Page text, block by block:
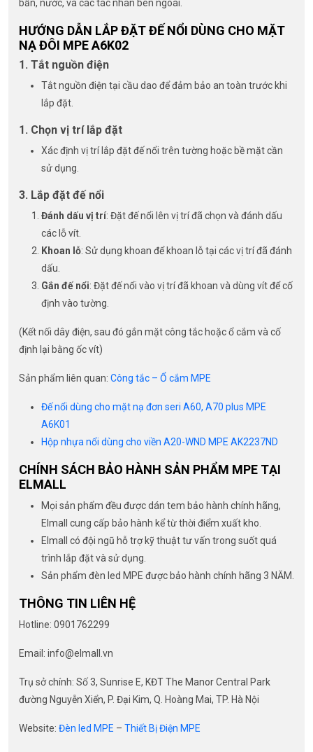
bẩn, nước, và các tác nhân bên ngoài.
HƯỚNG DẪN LẮP ĐẶT ĐẾ NỔI DÙNG CHO MẶT
NẠ ĐÔI MPE A6K02
1. Tắt nguồn điện
Tắt nguồn điện tại cầu dao để đảm bảo an toàn trước khi
lắp đặt.
1. Chọn vị trí lắp đặt
Xác định vị trí lắp đặt đế nổi trên tường hoặc bề mặt cần
sử dụng.
3. Lắp đặt đế nổi
Đánh dấu vị trí: Đặt đế nổi lên vị trí đã chọn và đánh dấu
các lỗ vít.
Khoan lỗ: Sử dụng khoan để khoan lỗ tại các vị trí đã đánh
dấu.
Gắn đế nổi: Đặt đế nổi vào vị trí đã khoan và dùng vít để cố
định vào tường.
(Kết nối dây điện, sau đó gắn mặt công tắc hoặc ổ cắm và cố
định lại bằng ốc vít)
Sản phẩm liên quan: Công tắc – Ổ cắm MPE
Đế nổi dùng cho mặt nạ đơn seri A60, A70 plus MPE
A6K01
Hộp nhựa nổi dùng cho viền A20-WND MPE AK2237ND
CHÍNH SÁCH BẢO HÀNH SẢN PHẨM MPE TẠI
ELMALL
Mọi sản phẩm đều được dán tem bảo hành chính hãng,
Elmall cung cấp bảo hành kể từ thời điểm xuất kho.
Elmall có đội ngũ hỗ trợ kỹ thuật tư vấn trong suốt quá
trình lắp đặt và sử dụng.
Sản phẩm đèn led MPE được bảo hành chính hãng 3 NĂM.
THÔNG TIN LIÊN HỆ
Hotline: 0901762299
Email: info@elmall.vn
Trụ sở chính: Số 3, Sunrise E, KĐT The Manor Central Park
đường Nguyễn Xiển, P. Đại Kim, Q. Hoàng Mai, TP. Hà Nội
Website: Đèn led MPE – Thiết Bị Điện MPE